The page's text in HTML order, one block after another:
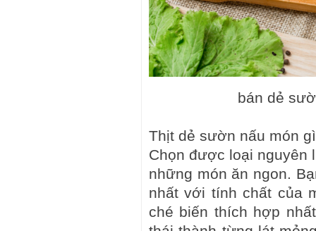
bán dẻ
Thịt dẻ sườn nấu món
Chọn được loại nguyên
những món ăn ngon.
nhất với tính chất của
ché biến thích hợp